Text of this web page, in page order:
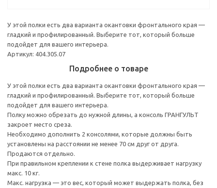
У этой полки есть два варианта окантовки фронтального края —
гладкий и профилированный. Выберите тот, который больше
подойдет для вашего интерьера.
Артикул: 404.305.07
Подробнее о товаре
У этой полки есть два варианта окантовки фронтального края —
гладкий и профилированный. Выберите тот, который больше
подойдет для вашего интерьера.
Полку можно обрезать до нужной длины, а консоль ГРАНГУЛЬТ
закроет место среза.
Необходимо дополнить 2 консолями, которые должны быть
установлены на расстоянии не менее 70 см друг от друга.
Продаются отдельно.
При правильном креплении к стене полка выдерживает нагрузку
макс. 10 кг.
Макс. нагрузка — это вес, который может выдержать полка, без